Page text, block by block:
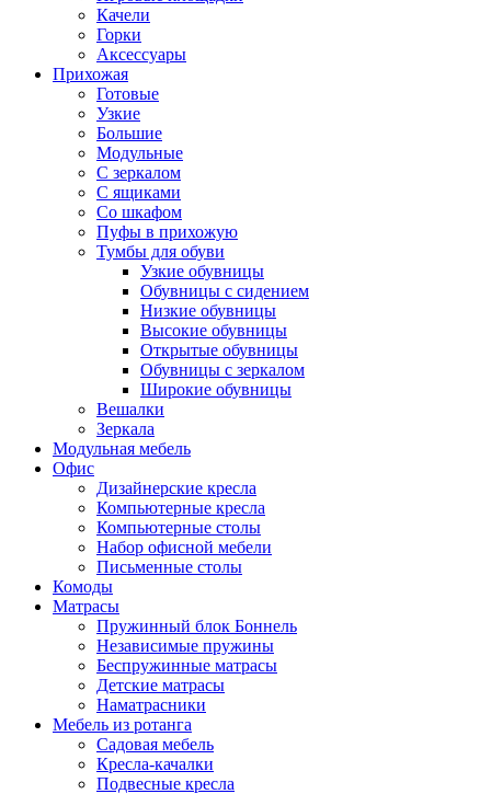
Качели
Горки
Аксессуары
Прихожая
Готовые
Узкие
Большие
Модульные
С зеркалом
С ящиками
Со шкафом
Пуфы в прихожую
Тумбы для обуви
Узкие обувницы
Обувницы с сидением
Низкие обувницы
Высокие обувницы
Открытые обувницы
Обувницы с зеркалом
Широкие обувницы
Вешалки
Зеркала
Модульная мебель
Офис
Дизайнерские кресла
Компьютерные кресла
Компьютерные столы
Набор офисной мебели
Письменные столы
Комоды
Матрасы
Пружинный блок Боннель
Независимые пружины
Беспружинные матрасы
Детские матрасы
Наматрасники
Мебель из ротанга
Садовая мебель
Кресла-качалки
Подвесные кресла